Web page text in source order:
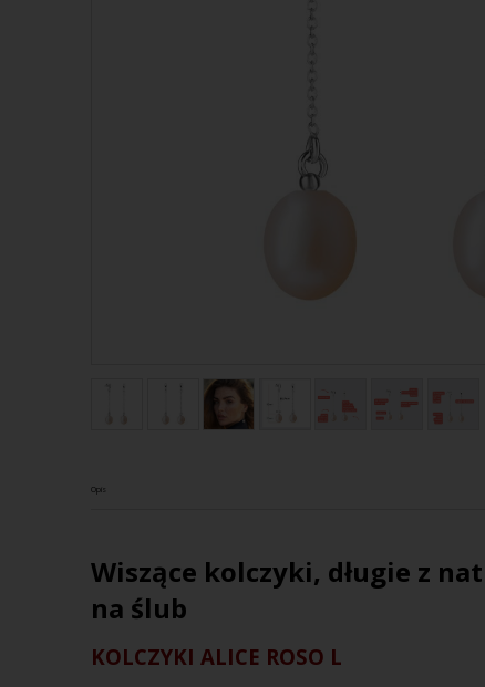
Opis
Wiszące kolczyki, długie z
na ślub
KOLCZYKI ALICE ROSO L